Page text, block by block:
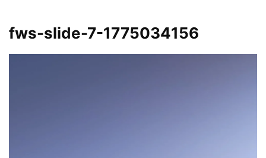
fws-slide-7-1775034156